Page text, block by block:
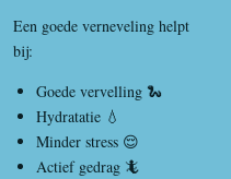
Een goede verneveling helpt
bij:
Goede vervelling 🐍
Hydratatie 💧
Minder stress 😌
Actief gedrag 🦎